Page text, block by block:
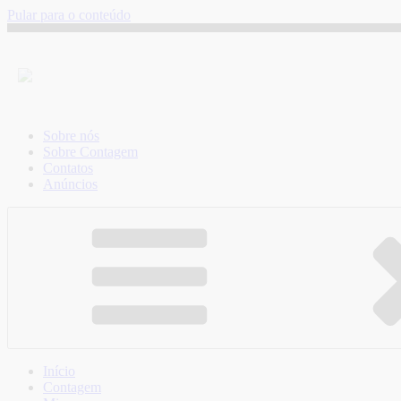
Pular para o conteúdo
Sobre nós
Sobre Contagem
Contatos
Anúncios
Início
Contagem